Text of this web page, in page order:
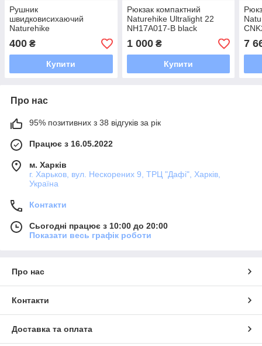
Рушник
швидковисихаючий
Naturehike
CNK2300SS010, 90*38,
темно-синій
400 ₴
Купити
Рюкзак компактний
Naturehike Ultralight 22
NH17A017-B black
1 000₴
Купити
7
Про нас
95% позитивних з 38 відгуків за рік
Працює з 16.05.2022
м. Харків
г. Харьков, вул. Нескорених 9, ТРЦ "Дафі", Харків,
Україна
Контакти
Сьогодні працює з 10:00 до 20:00
Показати весь графік роботи
Про нас
Контакти
Доставка та оплата